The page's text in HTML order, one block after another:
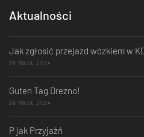
Aktualności
Jak zgłosić przejazd wózkiem w
29 MAJA, 2024
Guten Tag Drezno!
29 MAJA, 2024
P jak Przyjaźń